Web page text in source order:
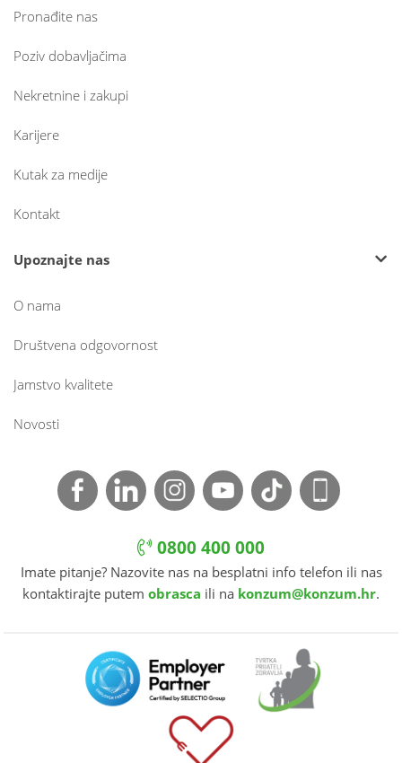
Pronađite nas
Poziv dobavljačima
Nekretnine i zakupi
Karijere
Kutak za medije
Kontakt
Upoznajte nas
O nama
Društvena odgovornost
Jamstvo kvalitete
Novosti
0800 400 000
Imate pitanje? Nazovite nas na besplatni info telefon ili nas
kontaktirajte putem obrasca ili na konzum@konzum.hr.